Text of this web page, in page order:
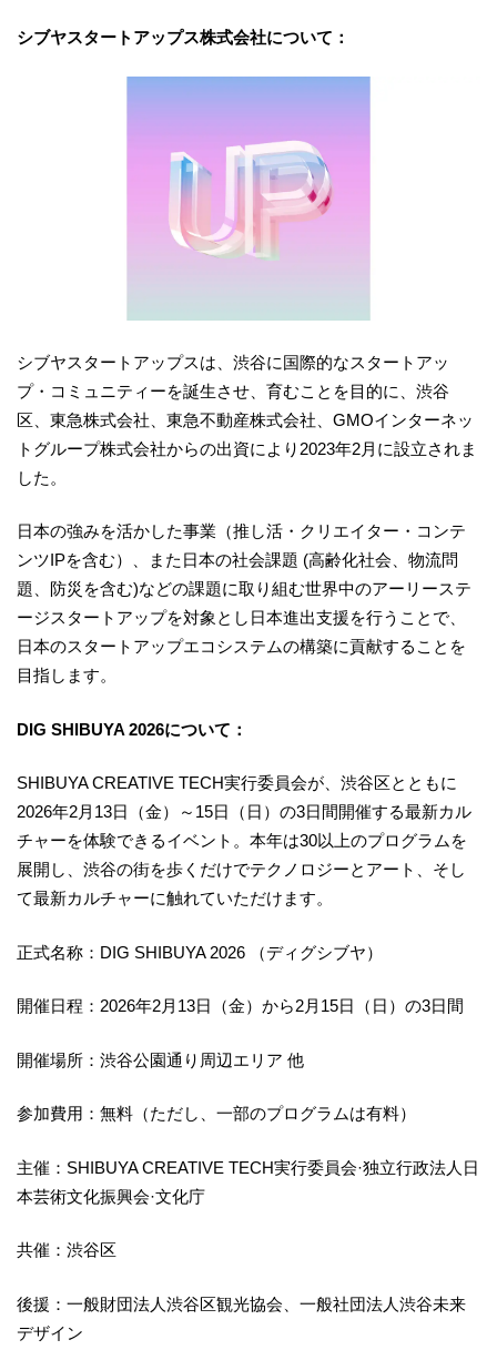
シブヤスタートアップス株式会社について：
シブヤスタートアップスは、渋谷に国際的なスタートアッ
プ・コミュニティーを誕生させ、育むことを目的に、渋谷
区、東急株式会社、東急不動産株式会社、GMOインターネッ
トグループ株式会社からの出資により2023年2月に設立されま
した。
日本の強みを活かした事業（推し活・クリエイター・コンテ
ンツIPを含む）、また日本の社会課題 (高齢化社会、物流問
題、防災を含む)などの課題に取り組む世界中のアーリーステ
ージスタートアップを対象とし日本進出支援を行うことで、
日本のスタートアップエコシステムの構築に貢献することを
目指します。
DIG SHIBUYA 2026について：
SHIBUYA CREATIVE TECH実行委員会が、渋谷区とともに
2026年2月13日（金）～15日（日）の3日間開催する最新カル
チャーを体験できるイベント。本年は30以上のプログラムを
展開し、渋谷の街を歩くだけでテクノロジーとアート、そし
て最新カルチャーに触れていただけます。
正式名称：DIG SHIBUYA 2026 （ディグシブヤ）
開催日程：2026年2月13日（金）から2月15日（日）の3日間
開催場所：渋谷公園通り周辺エリア 他
参加費用：無料（ただし、一部のプログラムは有料）
主催：SHIBUYA CREATIVE TECH実行委員会·独立行政法人日
本芸術文化振興会·文化庁
共催：渋谷区
後援：一般財団法人渋谷区観光協会、一般社団法人渋谷未来
デザイン